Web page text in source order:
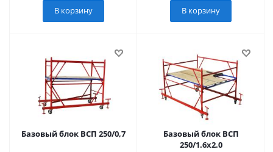
В корзину В корзину
Базовый блок ВСП 250/0,7
Базовый блок ВСП
250/1.6х2.0